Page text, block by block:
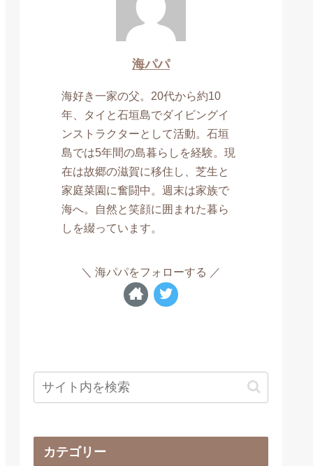
海パパ
海好き一家の父。20代から約10
年、タイと石垣島でダイビングイ
ンストラクターとして活動。石垣
島では5年間の島暮らしを経験。現
在は故郷の滋賀に移住し、芝生と
家庭菜園に奮闘中。週末は家族で
海へ。自然と笑顔に囲まれた暮ら
しを綴っています。
海パパをフォローする
カテゴリー